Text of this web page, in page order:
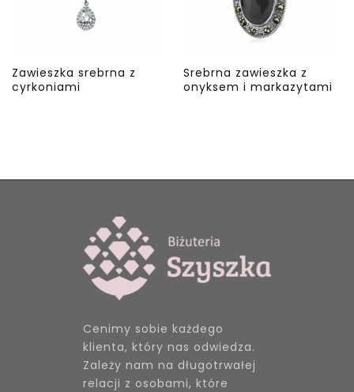
Zawieszka srebrna z
cyrkoniami
Srebrna zawieszka z
onyksem i markazytami
Cenimy sobie każdego
klienta, który nas odwiedza.
Zależy nam na długotrwałej
relacji z osobami, które